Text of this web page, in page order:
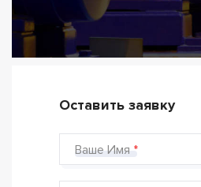
Оставить заявку
Ваше Имя